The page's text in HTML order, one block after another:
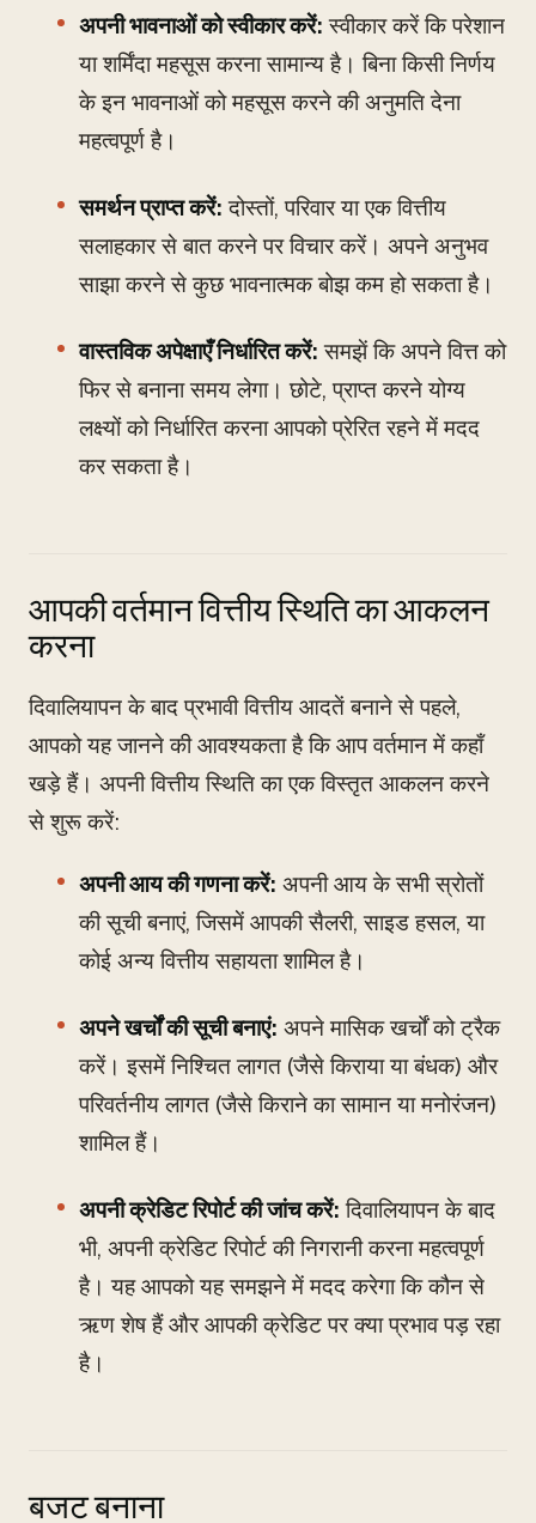
अपनी भावनाओं को स्वीकार करें: स्वीकार करें कि परेशान
या शर्मिंदा महसूस करना सामान्य है। बिना किसी निर्णय
के इन भावनाओं को महसूस करने की अनुमति देना
महत्वपूर्ण है।
समर्थन प्राप्त करें: दोस्तों, परिवार या एक वित्तीय
सलाहकार से बात करने पर विचार करें। अपने अनुभव
साझा करने से कुछ भावनात्मक बोझ कम हो सकता है।
वास्तविक अपेक्षाएँ निर्धारित करें: समझें कि अपने वित्त को
फिर से बनाना समय लेगा। छोटे, प्राप्त करने योग्य
लक्ष्यों को निर्धारित करना आपको प्रेरित रहने में मदद
कर सकता है।
आपकी वर्तमान वित्तीय स्थिति का आकलन
करना
दिवालियापन के बाद प्रभावी वित्तीय आदतें बनाने से पहले,
आपको यह जानने की आवश्यकता है कि आप वर्तमान में कहाँ
खड़े हैं। अपनी वित्तीय स्थिति का एक विस्तृत आकलन करने
से शुरू करें:
अपनी आय की गणना करें: अपनी आय के सभी स्रोतों
की सूची बनाएं, जिसमें आपकी सैलरी, साइड हसल, या
कोई अन्य वित्तीय सहायता शामिल है।
अपने खर्चों की सूची बनाएं: अपने मासिक खर्चों को ट्रैक
करें। इसमें निश्चित लागत (जैसे किराया या बंधक) और
परिवर्तनीय लागत (जैसे किराने का सामान या मनोरंजन)
शामिल हैं।
अपनी क्रेडिट रिपोर्ट की जांच करें: दिवालियापन के बाद
भी, अपनी क्रेडिट रिपोर्ट की निगरानी करना महत्वपूर्ण
है। यह आपको यह समझने में मदद करेगा कि कौन से
ऋण शेष हैं और आपकी क्रेडिट पर क्या प्रभाव पड़ रहा
है।
बजट बनाना